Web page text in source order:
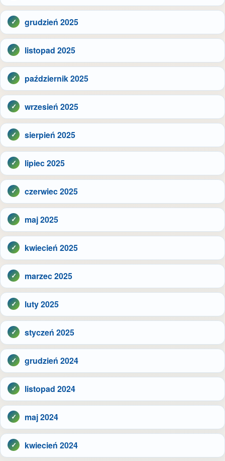
grudzień 2025
listopad 2025
październik 2025
wrzesień 2025
sierpień 2025
lipiec 2025
czerwiec 2025
maj 2025
kwiecień 2025
marzec 2025
luty 2025
styczeń 2025
grudzień 2024
listopad 2024
maj 2024
kwiecień 2024